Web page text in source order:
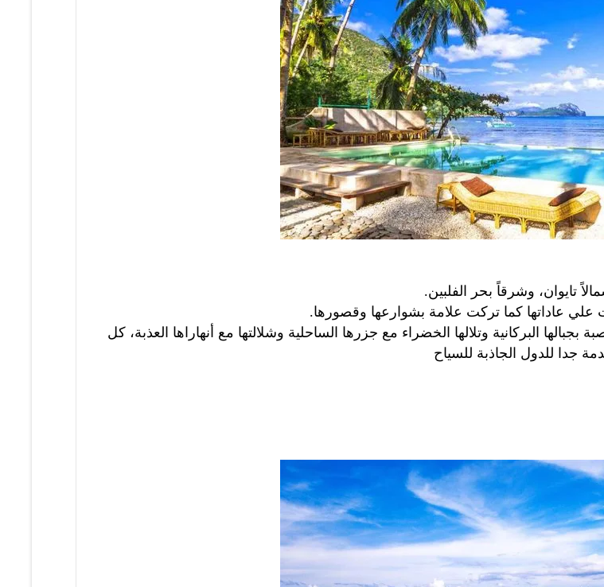
تايوان، وشرقاً بحر الفلبين.
علي عاداتها كما تركت علامة بشوارعها وقصورها.
بجبالها البركانية وتلالها الخضراء مع جزرها الساحلية وشلالتها مع أنهاراها العذبة، كل
جدا للدول الجاذبة للسياح